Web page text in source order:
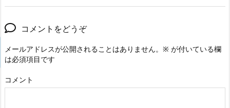
コメントをどうぞ
メールアドレスが公開されることはありません。 ※ が付いている欄
は必須項目です
コメント